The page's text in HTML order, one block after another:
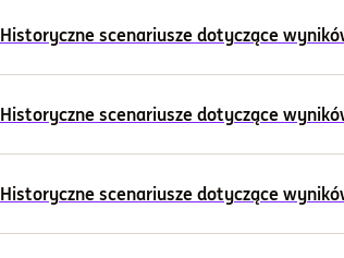
Historyczne scenariusze dotyczące
Historyczne scenariusze dotyczące
Historyczne scenariusze dotyczące